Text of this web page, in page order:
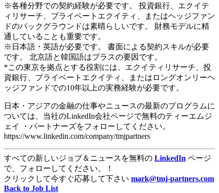
※各種分野での契約経験が必要です。 投資銀行、エクイテ
ィリサーチ、プライベートエクイティ、またはヘッジファン
ドのバックグラウンドは素晴らしいです。 財務モデルに精
通していることも重要です。
※日本語・英語が必要です。 書面による契約スキルが必要
です。 北京語と韓国語はプラスの要因です。
*この東京を拠点とする役割には、エクイティリサーチ、投
資銀行、プライベートエクイティ、またはロングオンリーヘ
ッジファンドでの10年以上の実務経験が必要です。
日本・アジアの金融の仕事やニュースの最新のプログラムに
ついては、当社のLinkedIn会社ページで無料のティーエムジ
ェイ ・パートナーズをフォローしてください。
https://www.linkedin.com/company/tmjpartners
すべての新しいジョブ＆ニュースを無料の LinkedIn ページ
で、フォローしてください。！
クリックして今すぐ応募して下さい mark@tmj-partners.com
Back to Job List